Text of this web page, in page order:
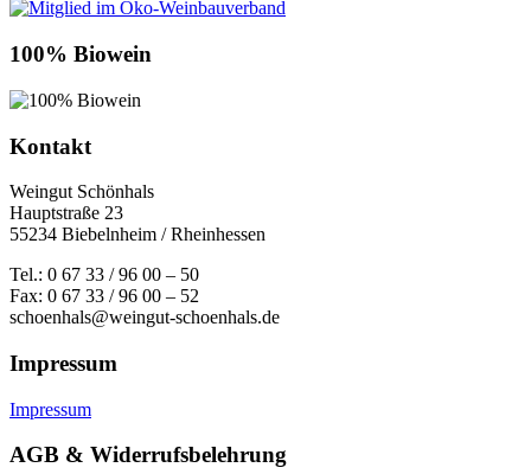
100% Biowein
Kontakt
Weingut Schönhals
Hauptstraße 23
55234 Biebelnheim / Rheinhessen
Tel.: 0 67 33 / 96 00 – 50
Fax: 0 67 33 / 96 00 – 52
schoenhals@weingut-schoenhals.de
Impressum
Impressum
AGB & Widerrufsbelehrung